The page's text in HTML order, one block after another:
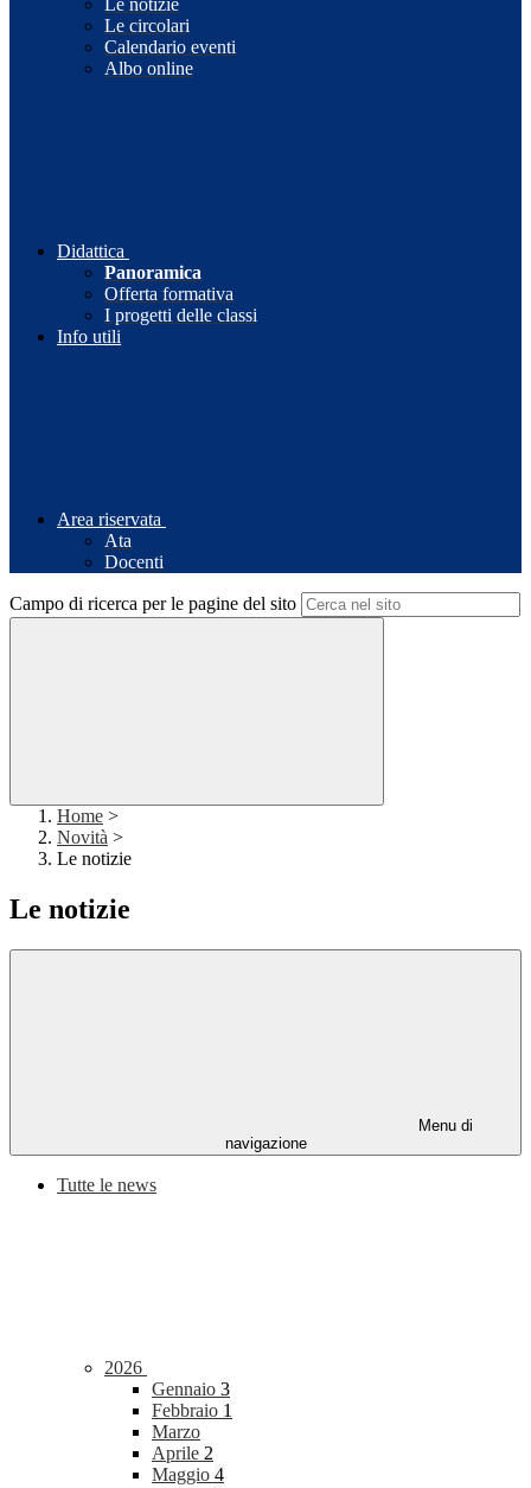
Le notizie
Le circolari
Calendario eventi
Albo online
Didattica
Panoramica
Offerta formativa
I progetti delle classi
Info utili
Area riservata
Ata
Docenti
Campo di ricerca per le pagine del sito
Home >
Novità >
Le notizie
Le notizie
Menu di
navigazione
Tutte le news
2026
Gennaio 3
Febbraio 1
Marzo
Aprile 2
Maggio 4